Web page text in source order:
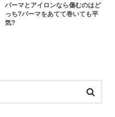
パーマとアイロンなら傷むのはど
っち?パーマをあてて巻いても平
気?